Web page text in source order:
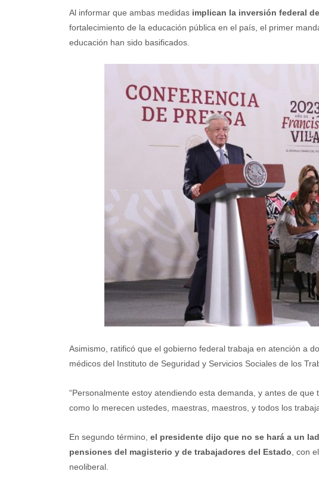
Al informar que ambas medidas implican la inversión federal
fortalecimiento de la educación pública en el país, el primer
educación han sido basificados.
Asimismo, ratificó que el gobierno federal trabaja en atención a
médicos del Instituto de Seguridad y Servicios Sociales de los
“Personalmente estoy atendiendo esta demanda, y antes de
como lo merecen ustedes, maestras, maestros, y todos los
En segundo término, el presidente dijo que no se hará a un
pensiones del magisterio y de trabajadores del Estado , con
neoliberal.